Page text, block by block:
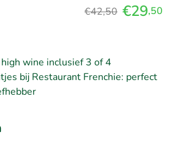
€42,50 €29,50
wine inclusief 3 of 4
bij Restaurant Frenchie: perfect